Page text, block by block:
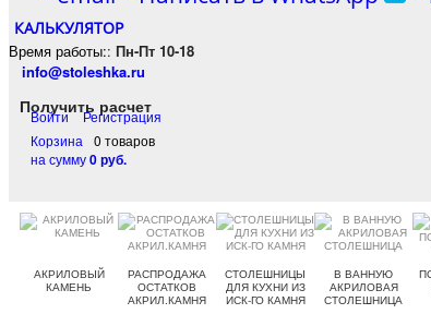
КАЛЬКУЛЯТОР
Время работы:: Пн-Пт 10-18
info@stoleshka.ru
Получить расчет
Войти
Регистрация
Корзина
0 товаров
на сумму0 руб.
АКРИЛОВЫЙ
КАМЕНЬ
РАСПРОДАЖА
ОСТАТКОВ
АКРИЛ.КАМНЯ
СТОЛЕШНИЦЫ
ДЛЯ КУХНИ ИЗ
ИСК-ГО КАМНЯ
В ВАННУЮ
АКРИЛОВАЯ
СТОЛЕШНИЦА